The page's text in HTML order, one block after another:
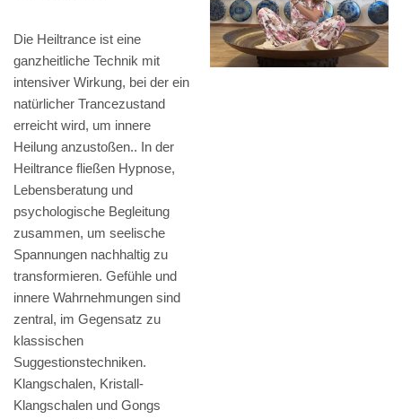
Die Heiltrance ist eine
ganzheitliche Technik mit
intensiver Wirkung, bei der ein
natürlicher Trancezustand
erreicht wird, um innere
Heilung anzustoßen.. In der
Heiltrance fließen Hypnose,
Lebensberatung und
psychologische Begleitung
zusammen, um seelische
Spannungen nachhaltig zu
transformieren. Gefühle und
innere Wahrnehmungen sind
zentral, im Gegensatz zu
klassischen
Suggestionstechniken.
Klangschalen, Kristall-
Klangschalen und Gongs